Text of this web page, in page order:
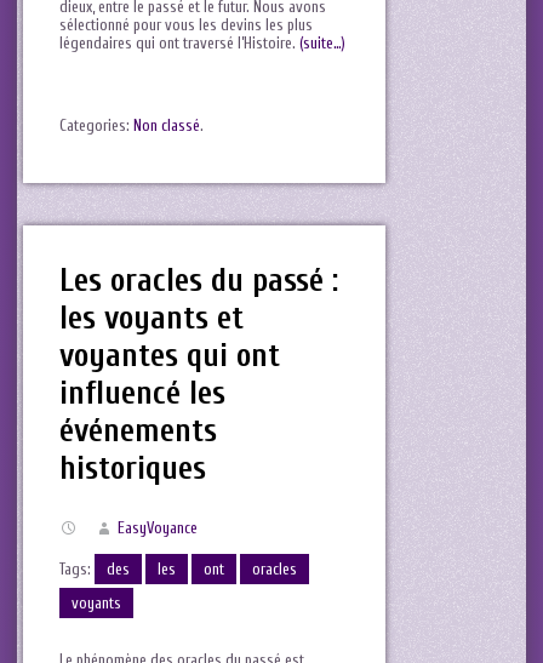
dieux, entre⁣ le passé et le futur. Nous avons
sélectionné pour vous les devins les plus
légendaires qui ont traversé l’Histoire. (suite…)
Categories: Non classé.
Les oracles du passé :
les voyants et
voyantes qui ont
influencé les
événements
historiques
EasyVoyance
Tags: des les ont
oracles
voyants